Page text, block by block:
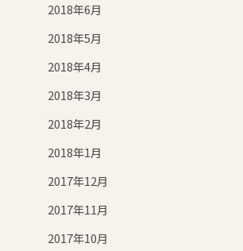
2018年6月
2018年5月
2018年4月
2018年3月
2018年2月
2018年1月
2017年12月
2017年11月
2017年10月